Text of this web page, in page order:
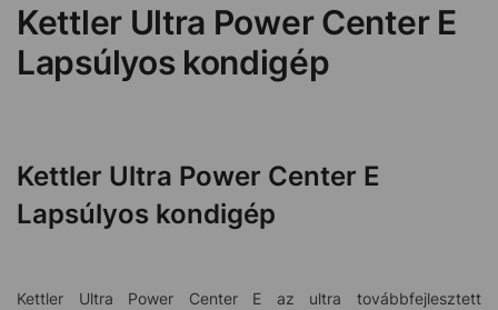
Kettler Ultra Power Center E
Lapsúlyos kondigép
Kettler Ultra Power Center E
Lapsúlyos kondigép
Kettler Ultra Power Center E az ultra továbbfejlesztett